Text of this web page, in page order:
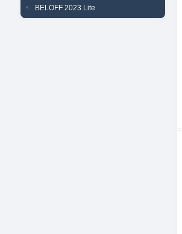
BELOFF 2023 Lite